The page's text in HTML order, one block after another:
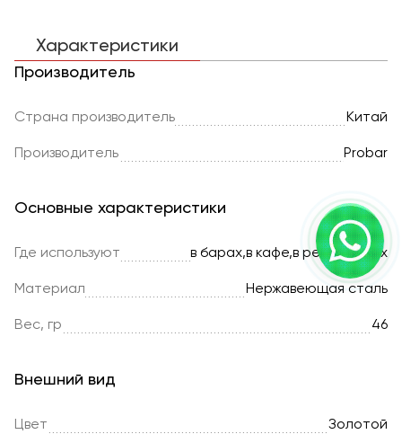
Характеристики
Производитель
Страна производитель Китай
Производитель Probar
Основные характеристики
Где используют в барах,в кафе,в ресторанах
Материал Нержавеющая сталь
Вес, гр 46
Внешний вид
Цвет Золотой